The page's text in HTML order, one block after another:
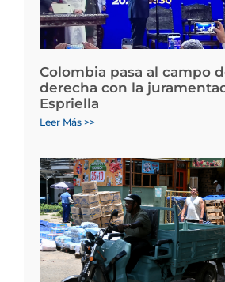
Colombia pasa al campo
derecha con la
Espriella
Leer Más >>